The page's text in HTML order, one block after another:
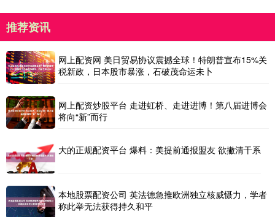
推荐资讯
网上配资网 美日贸易协议震撼全球！特朗普宣布15%关
税新政，日本股市暴涨，石破茂命运未卜
网上配资炒股平台 走进虹桥、走进进博！第八届进博会
将向“新”而行
大的正规配资平台 爆料：美提前通报盟友 欲撇清干系
本地股票配资公司 英法德急推欧洲独立核威慑力，学者
称此举无法获得持久和平